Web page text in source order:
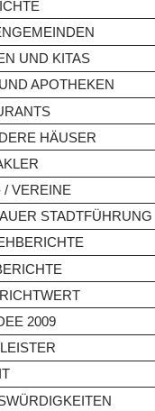
UND KITAS
APOTHEKEN
HÄUSER
/ VEREINE
STADTFÜHRUNG
2009